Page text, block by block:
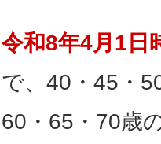
令和8年4月1日
で、40・45・
60・65・70歳